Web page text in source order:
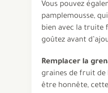
Vous pouvez
pamplemousse,
bien avec la truite
goûtez avant
Remplacer la
graines de fruit de
être honnête,